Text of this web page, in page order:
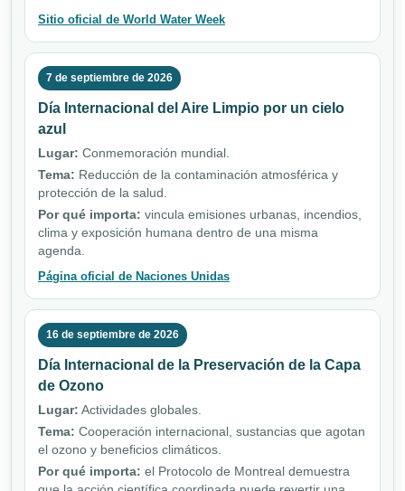
Sitio oficial de World Water Week
7 de septiembre de 2026
Día Internacional del Aire Limpio por un cielo
azul
Lugar: Conmemoración mundial.
Tema: Reducción de la contaminación atmosférica y
protección de la salud.
Por qué importa: vincula emisiones urbanas, incendios,
clima y exposición humana dentro de una misma
agenda.
Página oficial de Naciones Unidas
16 de septiembre de 2026
Día Internacional de la Preservación de la Capa
de Ozono
Lugar: Actividades globales.
Tema: Cooperación internacional, sustancias que agotan
el ozono y beneficios climáticos.
Por qué importa: el Protocolo de Montreal demuestra